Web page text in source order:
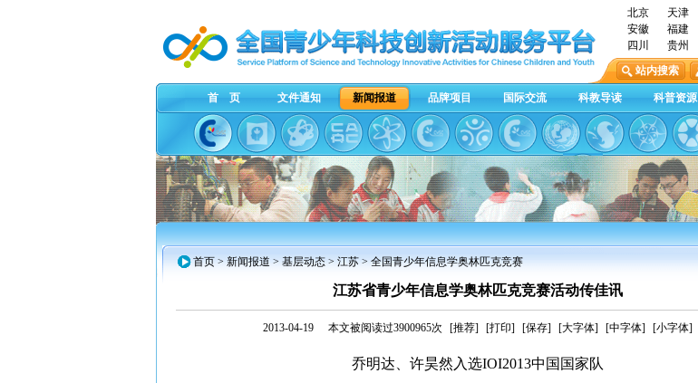
北京 天津
安徽
福建
四川
贵州
站内搜索
首 页 文件通知 新闻报道 品牌项目 国际交流 科教导读 科普资源
首页 > 新闻报道 > 基层动态 > 江苏 > 全国青少年信息学奥林匹克竞赛
江苏省青少年信息学奥林匹克竞赛活动传佳讯
2013-04-19 本文被阅读过3900965次 [推荐] [打印] [保存] [大字体] [中字体] [小字体]
乔明达、许昊然入选IOI2013中国国家队